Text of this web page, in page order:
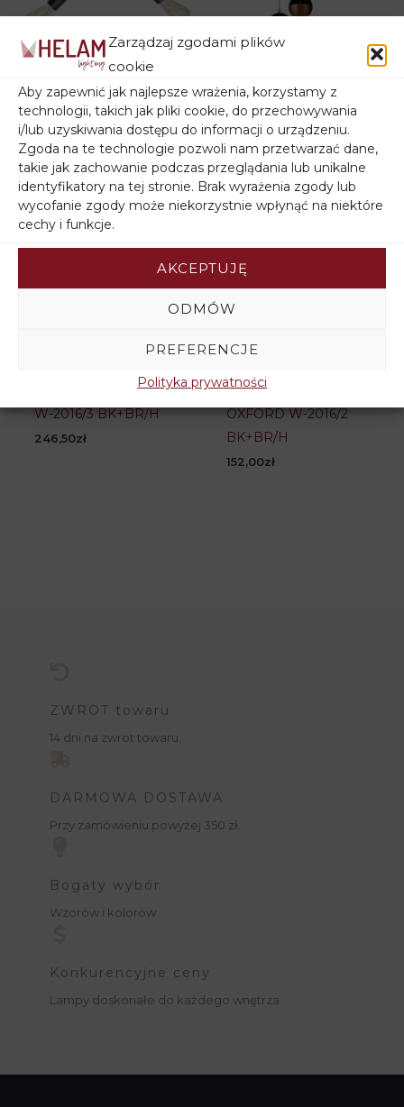
Zarządzaj zgodami plików
cookie
Aby zapewnić jak najlepsze wrażenia, korzystamy z
technologii, takich jak pliki cookie, do przechowywania
i/lub uzyskiwania dostępu do informacji o urządzeniu.
Zgoda na te technologie pozwoli nam przetwarzać dane,
takie jak zachowanie podczas przeglądania lub unikalne
identyfikatory na tej stronie. Brak wyrażenia zgody lub
wycofanie zgody może niekorzystnie wpłynąć na niektóre
cechy i funkcje.
AKCEPTUJĘ
ODMÓW
PREFERENCJE
Polityka prywatności
Liczba żarówek 3
Rodzaj gwintu
E27
Lampa przysufitowa
czarna HARVARD W-
1026/3 BK
218,00zł
MIDWAY W-KD
1804/4 BK+BR
481,50 złPierwotna
cena
wynosiła:
385,20złAktualna
cena
wynosi:
Plafon loft OXFORD
W-2016/3 BK+BR/H
246,50zł
Lampa sufitowa
OXFORD W-2016/2
BK+BR/H
152,00zł
ZWROT towaru
14 dni na zwrot towaru.
DARMOWA DOSTAWA
Przy zamówieniu powyżej 350 zł.
Bogaty wybór
Wzorów i kolorów
Konkurencyjne ceny
Lampy doskonałe do każdego wnętrza